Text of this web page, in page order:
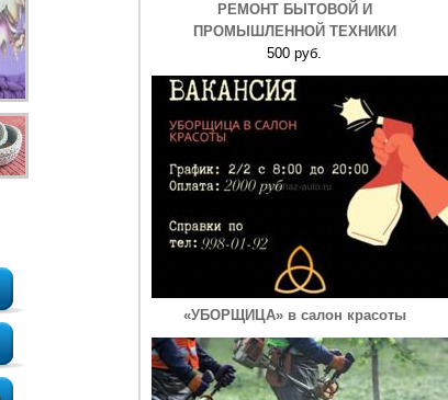
РЕМОНТ БЫТОВОЙ И
ПРОМЫШЛЕННОЙ ТЕХНИКИ
500 руб.
«УБОРЩИЦА» в салон красоты